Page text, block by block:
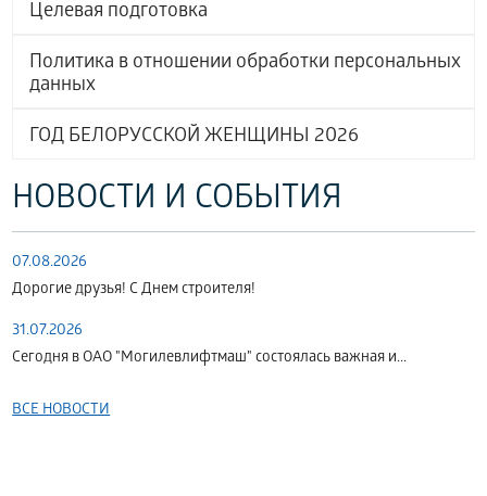
Целевая подготовка
Политика в отношении обработки персональных
данных
ГОД БЕЛОРУССКОЙ ЖЕНЩИНЫ 2026
НОВОСТИ И СОБЫТИЯ
07.08.2026
Дорогие друзья! С Днем строителя!
31.07.2026
Сегодня в ОАО "Могилевлифтмаш" состоялась важная и...
ВСЕ НОВОСТИ